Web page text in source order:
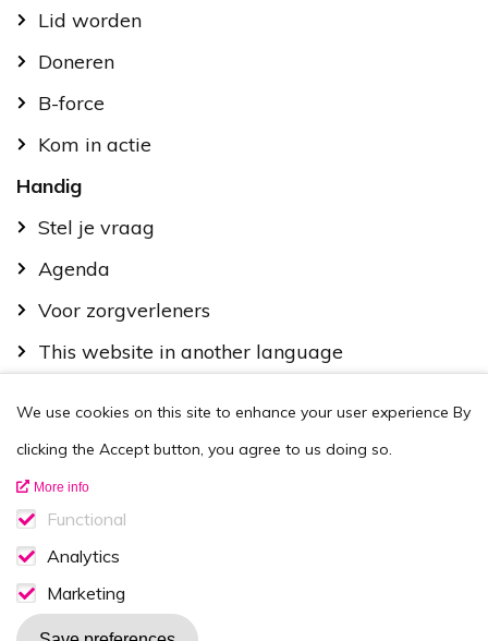
Lid worden
Doneren
B-force
Kom in actie
Handig
Stel je vraag
Agenda
Voor zorgverleners
This website in another language
Contactgegevens
Vacatures
Disclaimer
Volg ons op
We use cookies on this site to enhance your user experience By
clicking the Accept button, you agree to us doing so.
More info
Functional
Functionele cookies
Analytics
Analytics consent
Marketing
Marketing consent